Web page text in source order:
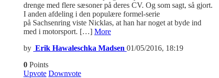
drenge med flere sæsoner på deres CV. Og som sagt, så gjort.
I anden afdeling i den populære formel-serie
på Sachsenring viste Nicklas, at han har noget at byde ind
med i motorsport. […] More
by Erik Hawaleschka Madsen 01/05/2016, 18:19
0 Points
Upvote Downvote